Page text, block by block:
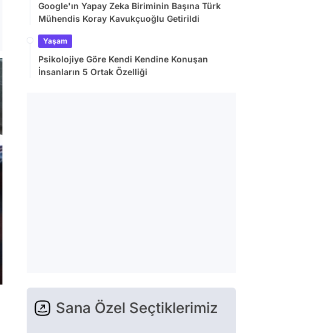
Google'ın Yapay Zeka Biriminin Başına Türk
Mühendis Koray Kavukçuoğlu Getirildi
Yaşam
Psikolojiye Göre Kendi Kendine Konuşan
İnsanların 5 Ortak Özelliği
Sana Özel Seçtiklerimiz